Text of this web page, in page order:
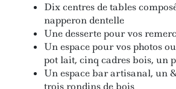
Dix centres de tables
napperon dentelle
Une desserte pour vos
Un espace pour vos photos
pot lait, cinq cadres bois, un
Un espace bar artisanal, un
trois rondins de bois